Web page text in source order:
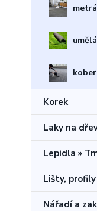
Korek
Laky na
Lepidla »
Lišty,
Nářadí a